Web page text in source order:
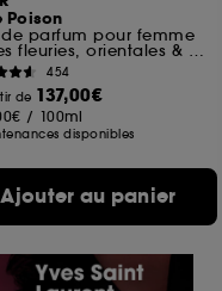
Poison
de parfum pour femme
Notes fleuries, orientales & ambrées
454
de 137,00€
/ 100ml
disponibles
Ajouter au panier